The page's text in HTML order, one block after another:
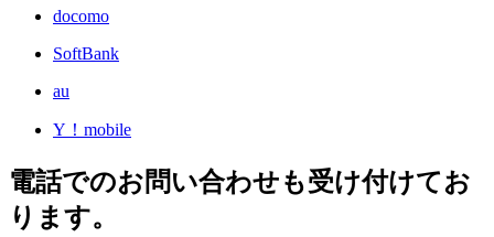
docomo
SoftBank
au
Y！mobile
電話でのお問い合わせも受け付けてお
ります。